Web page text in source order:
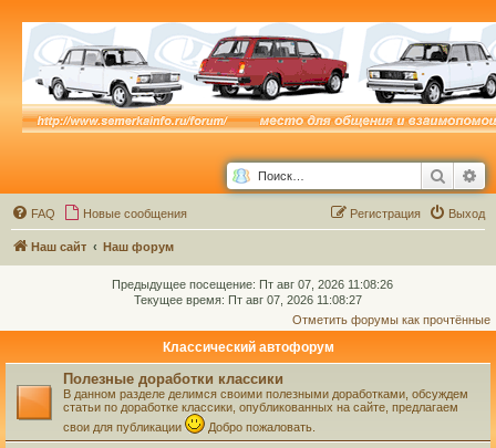
Поиск
FAQ Новые сообщения Выход
Регистрация
Наш сайт Наш форум
Предыдущее посещение: Пт авг 07, 2026 11:08:26
Текущее время: Пт авг 07, 2026 11:08:27
Отметить форумы как прочтённые
Классический автофорум
Полезные доработки классики
В данном разделе делимся своими полезными доработками, обсуждем
статьи по доработке классики, опубликованных на сайте, предлагаем
свои для публикации
Добро пожаловать.